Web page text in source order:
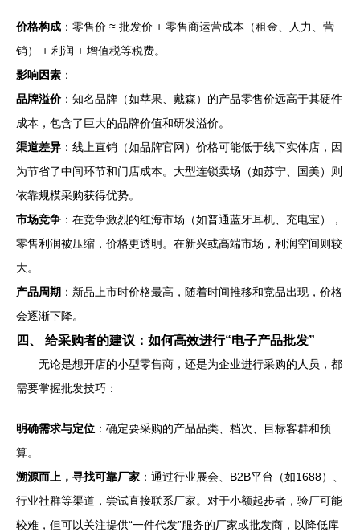
价格构成 ：零售价 ≈ 批发价 + 零售商运营成本（租金、人力、营
销） + 利润 + 增值税等税费。
影响因素 ：
品牌溢价：知名品牌（如苹果、戴森）的产品零售价远高于其硬件
成本，包含了巨大的品牌价值和研发溢价。
渠道差异 ：线上直销（如品牌官网）价格可能低于线下实体店，因
为节省了中间环节和门店成本。大型连锁卖场（如苏宁、国美）则
依靠规模采购获得优势。
市场竞争 ：在竞争激烈的红海市场（如普通蓝牙耳机、充电宝），
零售利润被压缩，价格更透明。在新兴或高端市场，利润空间则较
大。
产品周期 ：新品上市时价格最高，随着时间推移和竞品出现，价格
会逐渐下降。
四、 给采购者的建议：如何高效进行“电子产品批发”
无论是想开店的小型零售商，还是为企业进行采购的人员，都
需要掌握批发技巧：
明确需求与定位 ：确定要采购的产品品类、档次、目标客群和预
算。
溯源而上，寻找可靠厂家 ：通过行业展会、B2B平台（如1688）、
行业社群等渠道，尝试直接联系厂家。对于小额起步者，验厂可能
较难，但可以关注提供“一件代发”服务的厂家或批发商，以降低库